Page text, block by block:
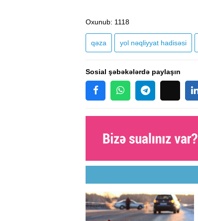
Oxunub: 1118
qəza yol nəqliyyat hadisəsi
Sosial şəbəkələrdə paylaşın